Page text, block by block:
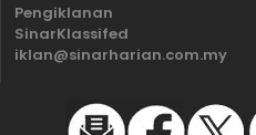
Pengiklanan
SinarKlassifed
iklan@sinarharian.com.my